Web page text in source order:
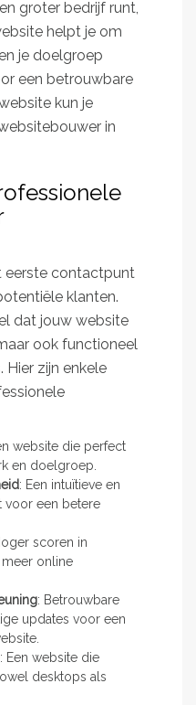
groter bedrijf runt,
helpt je om
je doelgroep
een betrouwbare
kun je
in
eerste contactpunt
klanten.
dat jouw website
ook functioneel
Hier zijn enkele
website die perfect
en doelgroep.
: Een intuïtieve en
voor een betere
scoren in
online
: Betrouwbare
updates voor een
: Een website die
desktops als